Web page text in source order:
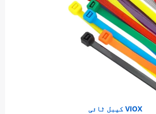
VIOX کیبل ٹائی